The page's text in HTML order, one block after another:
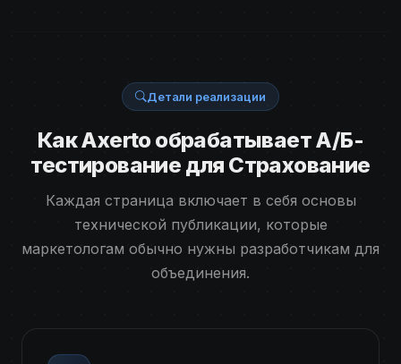
Детали реализации
Как Axerto обрабатывает А/Б-
тестирование для Страхование
Каждая страница включает в себя основы
технической публикации, которые
маркетологам обычно нужны разработчикам для
объединения.